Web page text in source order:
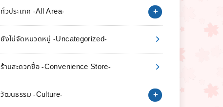
ทั่วประเทศ -All Area-
ยังไม่จัดหมวดหมู่ -Uncategorized-
ร้านสะดวกซื้อ -Convenience Store-
วัฒนธรรม -Culture-